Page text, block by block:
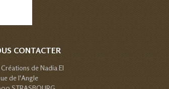
CONTACTER
de Nadia EI
de l'Angle